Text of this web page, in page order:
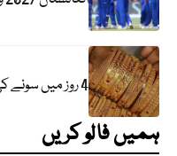
4 روز میں سونے کی قیمت میں بڑا اضافہ
ہمیں فالو کریں